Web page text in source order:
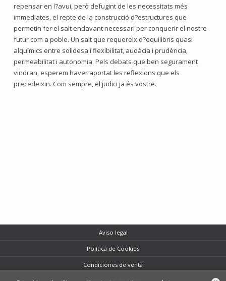
repensar en l?avui, però defugint de les necessitats més
immediates, el repte de la construcció d?estructures que
permetin fer el salt endavant necessari per conquerir el nostre
futur com a poble. Un salt que requereix d?equilibris quasi
alquímics entre solidesa i flexibilitat, audàcia i prudència,
permeabilitat i autonomia. Pels debats que ben segurament
vindran, esperem haver aportat les reflexions que els
precedeixin. Com sempre, el judici ja és vostre.
Aviso legal
Política de Cookies
Condiciones de venta